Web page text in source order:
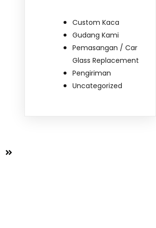
Custom Kaca
Gudang Kami
Pemasangan / Car
Glass Replacement
Pengiriman
Uncategorized